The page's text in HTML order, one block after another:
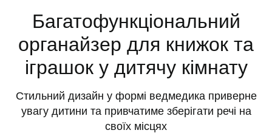
Багатофункціональний
органайзер для книжок та
іграшок у дитячу кімнату
Стильний дизайн у формі ведмедика приверне
увагу дитини та привчатиме зберігати речі на
своїх місцях